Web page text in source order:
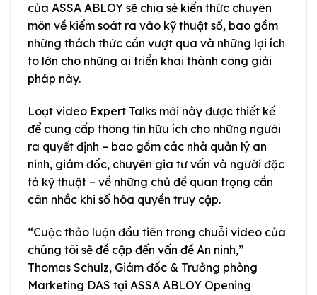
của ASSA ABLOY sẽ chia sẻ kiến thức chuyên
môn về kiểm soát ra vào kỹ thuật số, bao gồm
những thách thức cần vượt qua và những lợi ích
to lớn cho những ai triển khai thành công giải
pháp này.
Loạt video Expert Talks mới này được thiết kế
để cung cấp thông tin hữu ích cho những người
ra quyết định – bao gồm các nhà quản lý an
ninh, giám đốc, chuyên gia tư vấn và người đặc
tả kỹ thuật – về những chủ đề quan trọng cần
cân nhắc khi số hóa quyền truy cập.
“Cuộc thảo luận đầu tiên trong chuỗi video của
chúng tôi sẽ đề cập đến vấn đề An ninh,”
Thomas Schulz, Giám đốc & Trưởng phòng
Marketing DAS tại ASSA ABLOY Opening